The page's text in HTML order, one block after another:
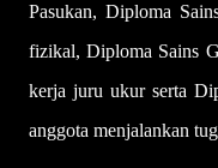
Pasukan, Diploma
fizikal, Diploma Sains
kerja juru ukur serta
anggota menjalankan